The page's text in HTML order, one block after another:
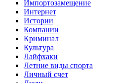
Импортозамещение
Интернет
Истории
Компании
Криминал
Культура
Лайфхаки
Летние виды спорта
Личный счет